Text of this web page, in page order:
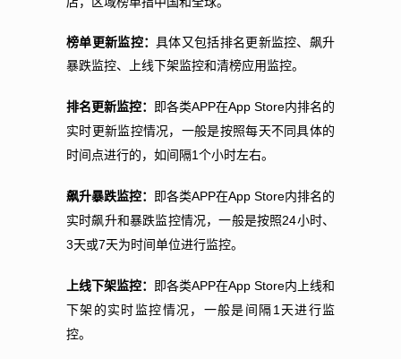
榜单更新监控：具体又包括排名更新监控、飙升
暴跌监控、上线下架监控和清榜应用监控。
排名更新监控： 即各类APP在App Store内排名的
实时更新监控情况，一般是按照每天不同具体的
时间点进行的，如间隔1 个小时左右。
飙升暴跌监控： 即各类APP在App Store内排名的
实时飙升和暴跌监控情况，一般是按照24小时、
3天或7天为时间单位进行监控。
上线下架监控： 即各类APP在App Store内上线和
下架的实时监控情况，一般是间隔 1 天进行监
控。